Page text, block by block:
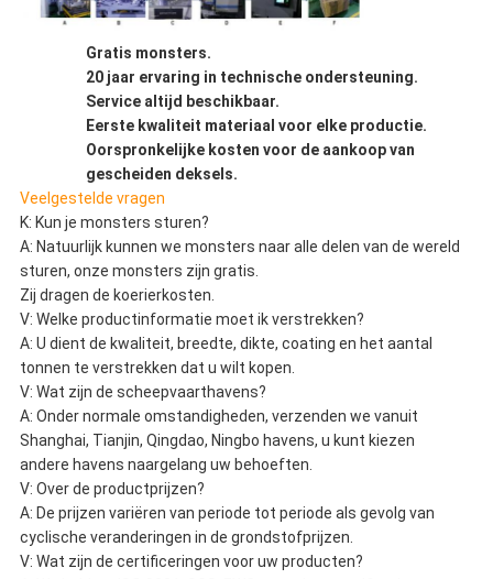
Gratis monsters.
20 jaar ervaring in technische ondersteuning.
Service altijd beschikbaar.
Eerste kwaliteit materiaal voor elke productie.
Oorspronkelijke kosten voor de aankoop van
gescheiden deksels.
Veelgestelde vragen
K: Kun je monsters sturen?
A: Natuurlijk kunnen we monsters naar alle delen van de wereld
sturen, onze monsters zijn gratis.
Zij dragen de koerierkosten.
V: Welke productinformatie moet ik verstrekken?
A: U dient de kwaliteit, breedte, dikte, coating en het aantal
tonnen te verstrekken dat u wilt kopen.
V: Wat zijn de scheepvaarthavens?
A: Onder normale omstandigheden, verzenden we vanuit
Shanghai, Tianjin, Qingdao, Ningbo havens, u kunt kiezen
andere havens naargelang uw behoeften.
V: Over de productprijzen?
A: De prijzen variëren van periode tot periode als gevolg van
cyclische veranderingen in de grondstofprijzen.
V: Wat zijn de certificeringen voor uw producten?